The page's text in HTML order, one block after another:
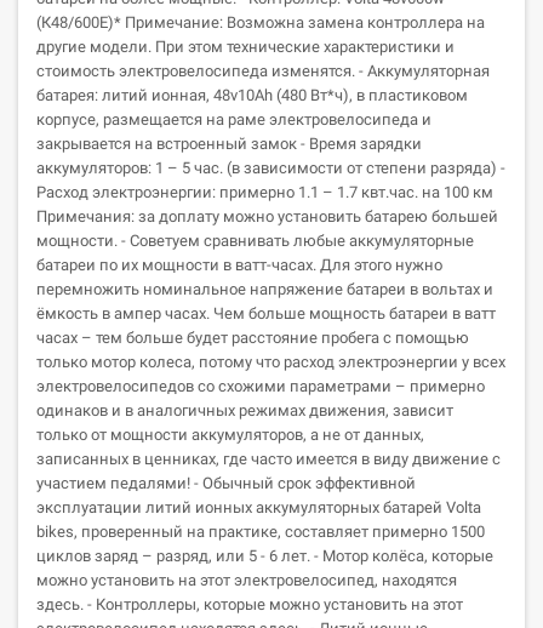
(К48/600E)* Примечание: Возможна замена контроллера на
другие модели. При этом технические характеристики и
стоимость электровелосипеда изменятся. - Аккумуляторная
батарея: литий ионная, 48v10Ah (480 Вт*ч), в пластиковом
корпусе, размещается на раме электровелосипеда и
закрывается на встроенный замок - Время зарядки
аккумуляторов: 1 – 5 час. (в зависимости от степени разряда) -
Расход электроэнергии: примерно 1.1 – 1.7 квт.час. на 100 км
Примечания: за доплату можно установить батарею большей
мощности. - Советуем сравнивать любые аккумуляторные
батареи по их мощности в ватт-часах. Для этого нужно
перемножить номинальное напряжение батареи в вольтах и
ёмкость в ампер часах. Чем больше мощность батареи в ватт
часах – тем больше будет расстояние пробега с помощью
только мотор колеса, потому что расход электроэнергии у всех
электровелосипедов со схожими параметрами – примерно
одинаков и в аналогичных режимах движения, зависит
только от мощности аккумуляторов, а не от данных,
записанных в ценниках, где часто имеется в виду движение с
участием педалями! - Обычный срок эффективной
эксплуатации литий ионных аккумуляторных батарей Volta
bikes, проверенный на практике, составляет примерно 1500
циклов заряд – разряд, или 5 - 6 лет. - Мотор колёса, которые
можно установить на этот электровелосипед, находятся
здесь. - Контроллеры, которые можно установить на этот